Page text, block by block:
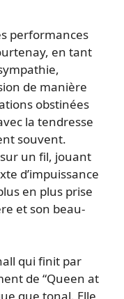
performances
en tant
de manière
obstinées
la tendresse
souvent.
un fil, jouant
d’impuissance
en plus prise
et son beau-
qui finit par
de “Queen at